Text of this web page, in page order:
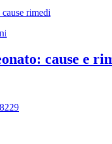
cause e